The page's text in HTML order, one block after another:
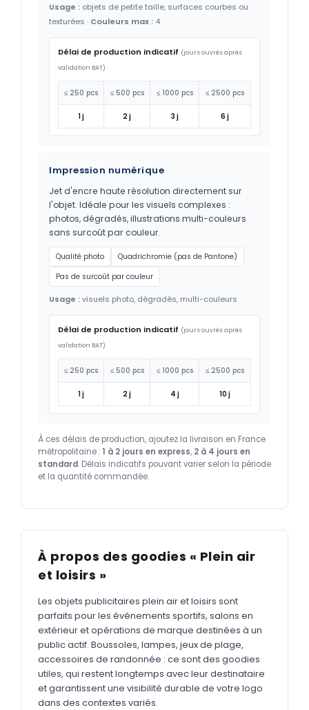
Usage : objets de petite taille, surfaces courbes ou
texturées · Couleurs max : 4
Délai de production indicatif (jours ouvrés après
validation BAT)
≤ 250 pcs ≤ 500 pcs ≤ 1000 pcs ≤ 2500 pcs
1 j 2 j 3 j 6 j
Impression numérique
Jet d'encre haute résolution directement sur
l'objet. Idéale pour les visuels complexes :
photos, dégradés, illustrations multi-couleurs
sans surcoût par couleur.
Qualité photo
Quadrichromie (pas de Pantone)
Pas de surcoût par couleur
Usage :visuels photo, dégradés, multi-couleurs
Délai de production indicatif (jours ouvrés après
validation BAT)
≤ 250 pcs ≤ 500 pcs ≤ 1000 pcs ≤ 2500 pcs
1 j 2 j 4 j 10 j
À ces délais de production, ajoutez la livraison en France
métropolitaine : 1 à 2 jours en express, 2 à 4 jours en
standard. Délais indicatifs pouvant varier selon la période
et la quantité commandée.
À propos des goodies « Plein air
et loisirs »
Les objets publicitaires plein air et loisirs sont
parfaits pour les événements sportifs, salons en
extérieur et opérations de marque destinées à un
public actif. Boussoles, lampes, jeux de plage,
accessoires de randonnée : ce sont des goodies
utiles, qui restent longtemps avec leur destinataire
et garantissent une visibilité durable de votre logo
dans des contextes variés.